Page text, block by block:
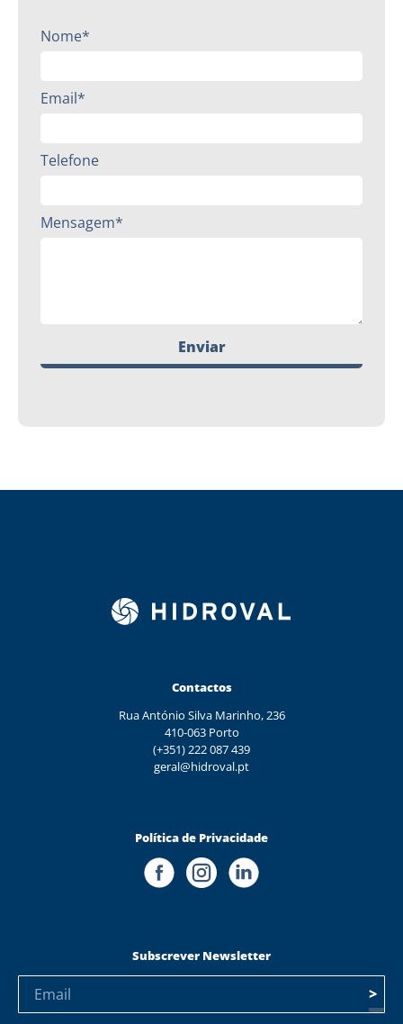
Nome*
Email*
Telefone
Mensagem*
Enviar
Contactos
Rua António Silva Marinho, 236
410-063 Porto
(+351) 222 087 439
geral@hidroval.pt
Política de Privacidade
Subscrever Newsletter
>